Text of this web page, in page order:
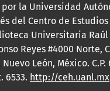
la Universidad
del Centro de Estudios
Universitaria Raúl
Reyes #4000 Norte,
León, México. C.P.
6533. http://ceh.uanl.mx